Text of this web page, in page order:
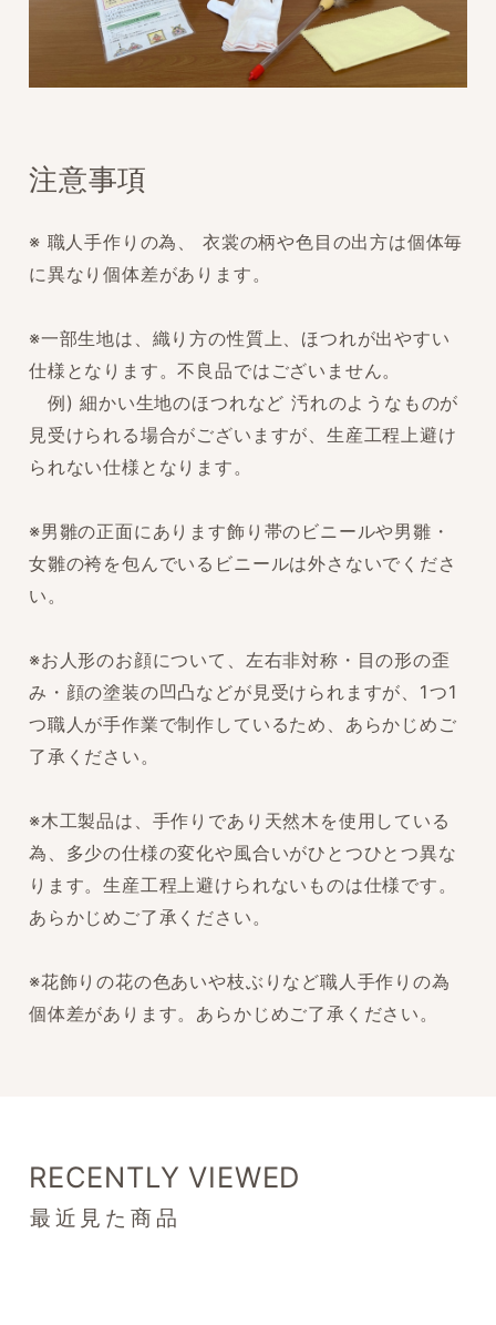
注意事項
※ 職人手作りの為、 衣裳の柄や色目の出方は個体毎
に異なり個体差があります。
※一部生地は、織り方の性質上、ほつれが出やすい
仕様となります。不良品ではございません。
例) 細かい生地のほつれなど 汚れのようなものが
見受けられる場合がございますが、生産工程上避け
られない仕様となります。
※男雛の正面にあります飾り帯のビニールや男雛・
女雛の袴を包んでいるビニールは外さないでくださ
い。
※お人形のお顔について、左右非対称・目の形の歪
み・顔の塗装の凹凸などが見受けられますが、1つ1
つ職人が手作業で制作しているため、あらかじめご
了承ください。
※木工製品は、手作りであり天然木を使用している
為、多少の仕様の変化や風合いがひとつひとつ異な
ります。生産工程上避けられないものは仕様です。
あらかじめご了承ください。
※花飾りの花の色あいや枝ぶりなど職人手作りの為
個体差があります。あらかじめご了承ください。
RECENTLY VIEWED
最近見た商品